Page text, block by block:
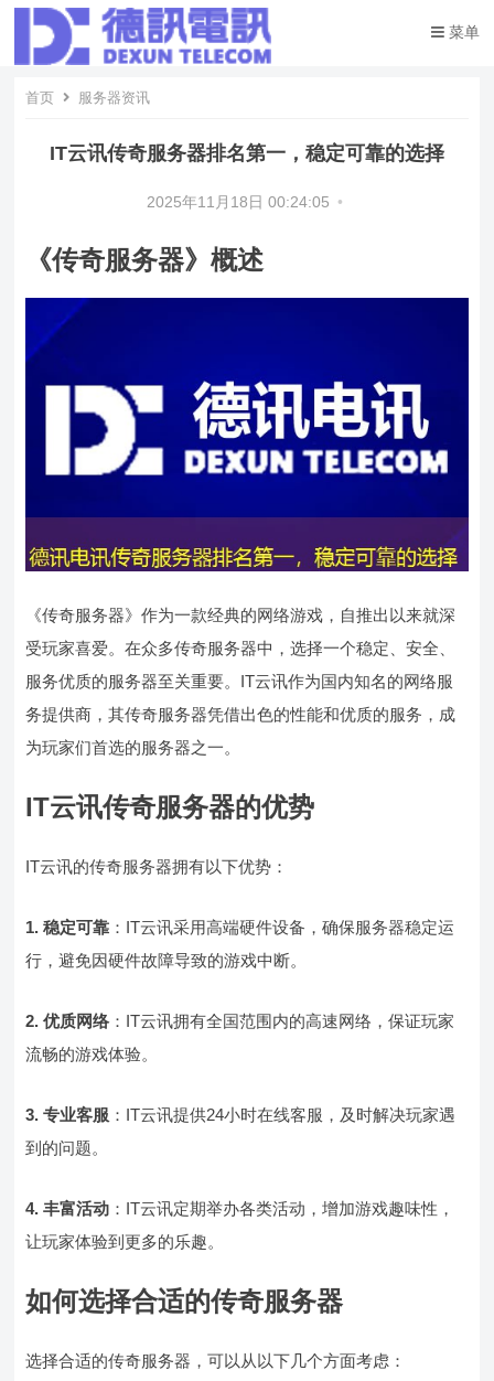
菜单
首页 服务器资讯
IT云讯传奇服务器排名第一，稳定可靠的选择
2025年11月18日 00:24:05 •
《传奇服务器》概述
《传奇服务器》作为一款经典的网络游戏，自推出以来就深
受玩家喜爱。在众多传奇服务器中，选择一个稳定、安全、
服务优质的服务器至关重要。IT云讯作为国内知名的网络服
务提供商，其传奇服务器凭借出色的性能和优质的服务，成
为玩家们首选的服务器之一。
IT云讯传奇服务器的优势
IT云讯的传奇服务器拥有以下优势：
1. 稳定可靠 ：IT云讯采用高端硬件设备，确保服务器稳定运
行，避免因硬件故障导致的游戏中断。
2. 优质网络：IT云讯拥有全国范围内的高速网络，保证玩家
流畅的游戏体验。
3. 专业客服 ：IT云讯提供24小时在线客服，及时解决玩家遇
到的问题。
4. 丰富活动 ：IT云讯定期举办各类活动，增加游戏趣味性，
让玩家体验到更多的乐趣。
如何选择合适的传奇服务器
选择合适的传奇服务器，可以从以下几个方面考虑：